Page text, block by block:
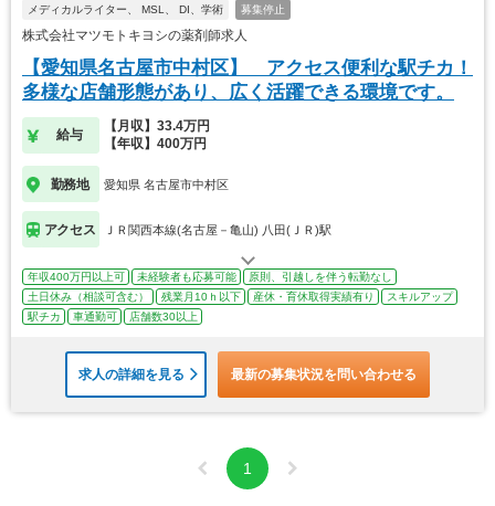
メディカルライター、 MSL、 DI、学術 募集停止
株式会社マツモトキヨシの薬剤師求人
【愛知県名古屋市中村区】 アクセス便利な駅チカ！
多様な店舗形態があり、広く活躍できる環境です。
給与
【月収】33.4万円
【年収】400万円
勤務地 愛知県 名古屋市中村区
アクセス ＪＲ関西本線(名古屋－亀山) 八田(ＪＲ)駅
年収400万円以上可 未経験者も応募可能
原則、引越しを伴う転勤なし
土日休み（相談可含む）
残業月10ｈ以下 産休・育休取得実績有り
スキルアップ
駅チカ
車通勤可 店舗数30以上
求人の詳細を見る 最新の募集状況を問い合わせる
1